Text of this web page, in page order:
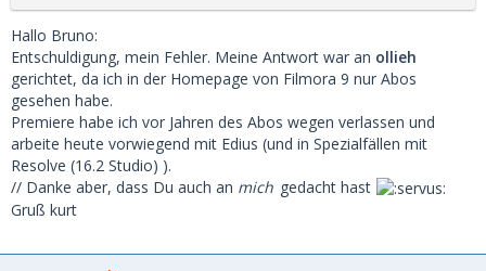
Hallo Bruno:
Entschuldigung, mein Fehler. Meine Antwort war an ollieh
gerichtet, da ich in der Homepage von Filmora 9 nur Abos
gesehen habe.
Premiere habe ich vor Jahren des Abos wegen verlassen und
arbeite heute vorwiegend mit Edius (und in Spezialfällen mit
Resolve (16.2 Studio) ).
// Danke aber, dass Du auch an mich gedacht hast
Gruß kurt